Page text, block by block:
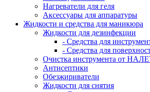
Нагреватели для геля
Аксессуары для аппаратуры
Жидкости и средства для маникюра
Жидкости для дезинфекции
- Средства для
- Средства для
Очистка инструмента от
Антисептики
Обезжириватели
Жидкости для снятия